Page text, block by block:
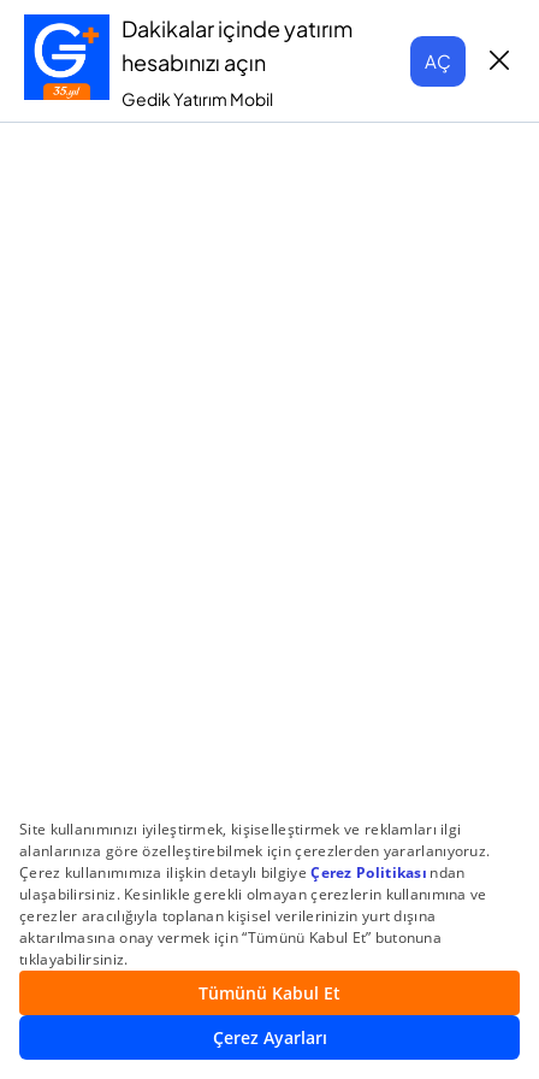
Dakikalar içinde yatırım
hesabınızı açın
Gedik Yatırım Mobil
AÇ